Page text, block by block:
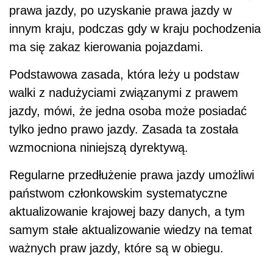
prawa jazdy, po uzyskanie prawa jazdy w
innym kraju, podczas gdy w kraju pochodzenia
ma się zakaz kierowania pojazdami.
Podstawowa zasada, która leży u podstaw
walki z nadużyciami związanymi z prawem
jazdy, mówi, że jedna osoba może posiadać
tylko jedno prawo jazdy. Zasada ta została
wzmocniona niniejszą dyrektywą.
Regularne przedłużenie prawa jazdy umożliwi
państwom członkowskim systematyczne
aktualizowanie krajowej bazy danych, a tym
samym stałe aktualizowanie wiedzy na temat
ważnych praw jazdy, które są w obiegu.